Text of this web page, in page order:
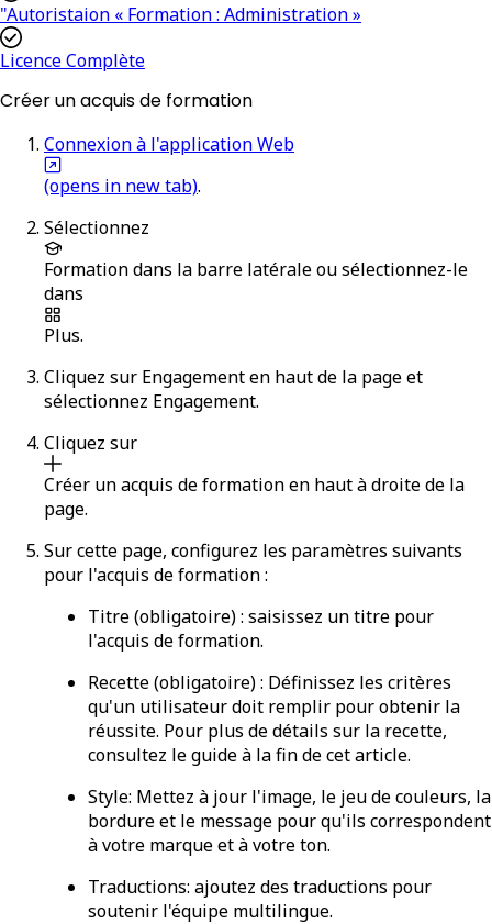
"Autoristaion « Formation : Administration »
Licence Complète
Créer un acquis de formation
Connexion à l'application Web
(opens in new tab).
Sélectionnez
Formationdans la barre latérale ou sélectionnez-le
dans
Plus.
Cliquez sur Engagementen haut de la page et
sélectionnez Engagement.
Cliquez sur
Créer un acquis de formationen haut à droite de la
page.
Sur cette page, configurez les paramètres suivants
pour l'acquis de formation :
Titre(obligatoire) : saisissez un titre pour
l'acquis de formation.
Recette(obligatoire) : Définissez les critères
qu'un utilisateur doit remplir pour obtenir la
réussite. Pour plus de détails sur la recette,
consultez le guide à la fin de cet article.
Style: Mettez à jour l'image, le jeu de couleurs, la
bordure et le message pour qu'ils correspondent
à votre marque et à votre ton.
Traductions: ajoutez des traductions pour
soutenir l'équipe multilingue.